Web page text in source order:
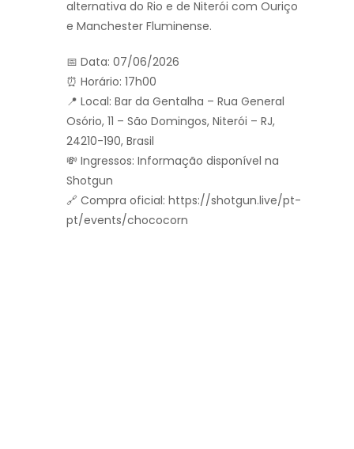
alternativa do Rio e de Niterói com Ouriço
e Manchester Fluminense.
📅 Data: 07/06/2026
⏰ Horário: 17h00
📍 Local: Bar da Gentalha – Rua General
Osório, 11 – São Domingos, Niterói – RJ,
24210-190, Brasil
💸 Ingressos: Informação disponível na
Shotgun
🔗 Compra oficial: https://shotgun.live/pt-
pt/events/chococorn